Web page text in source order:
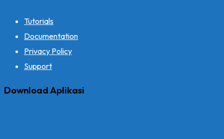
Tutorials
Documentation
Privacy Policy
Support
Download Aplikasi